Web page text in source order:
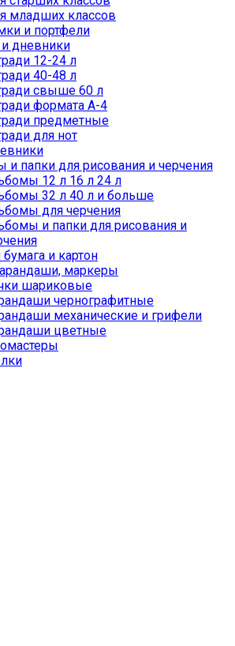
младших классов
и портфели
и дневники
12-24 л
40-48 л
свыше 60 л
формата А-4
предметные
для нот
и папки для рисования и черчения
12 л 16 л 24 л
32 л 40 л и больше
для черчения
и папки для рисования и
бумага и картон
маркеры
шариковые
чернографитные
механические и грифели
цветные